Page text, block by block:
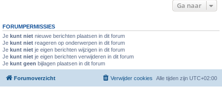
Ga naar
FORUMPERMISSIES
Je kunt niet nieuwe berichten plaatsen in dit forum
Je kunt niet reageren op onderwerpen in dit forum
Je kunt niet je eigen berichten wijzigen in dit forum
Je kunt niet je eigen berichten verwijderen in dit forum
Je kunt geen bijlagen plaatsen in dit forum
Forumoverzicht Alle tijden zijn UTC+02:00
Verwijder cookies